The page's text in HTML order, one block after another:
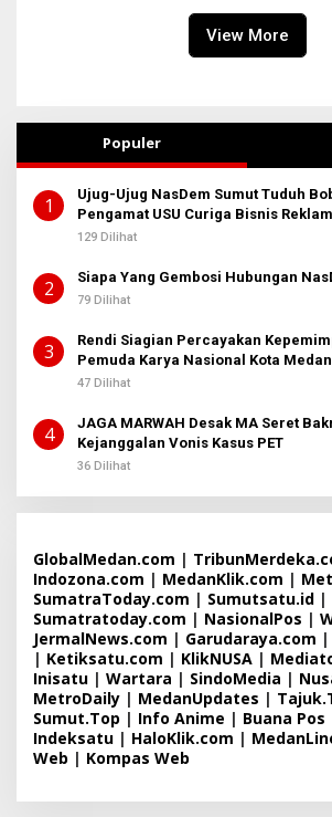
View More
Populer
1
Ujug-Ujug NasDem Sumut Tuduh
Pengamat USU Curiga Bisnis
129 Dilihat
2 Siapa Yang Gembosi Hubungan
79 Dilihat
3
Rendi Siagian Percayakan
Pemuda Karya Nasional Kota
Sembiring
47 Dilihat
4
JAGA MARWAH Desak MA Seret
Kejanggalan Vonis Kasus PET
36 Dilihat
GlobalMedan.com |
Indozona.com | MedanKlik.com |
SumatraToday.com | Sumutsatu.id |
Sumatratoday.com | NasionalPos |
JermalNews.com | Garudaraya.com |
| Ketiksatu.com | KlikNUSA |
Inisatu | Wartara | SindoMedia |
MetroDaily | MedanUpdates |
Sumut.Top | Info Anime | Buana Pos
Indeksatu | HaloKlik.com |
Web | Kompas Web